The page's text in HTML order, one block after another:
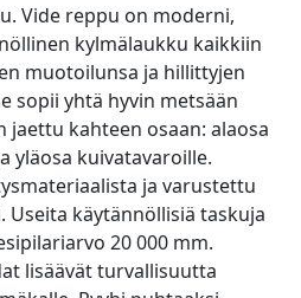
Vide reppu on moderni,
kylmälaukku kaikkiin
muotoilunsa ja hillittyjen
sopii yhtä hyvin metsään
jaettu kahteen osaan: alaosa
yläosa kuivatavaroille.
ja varustettu
Useita käytännöllisiä taskuja
20 000 mm.
lisäävät turvallisuutta